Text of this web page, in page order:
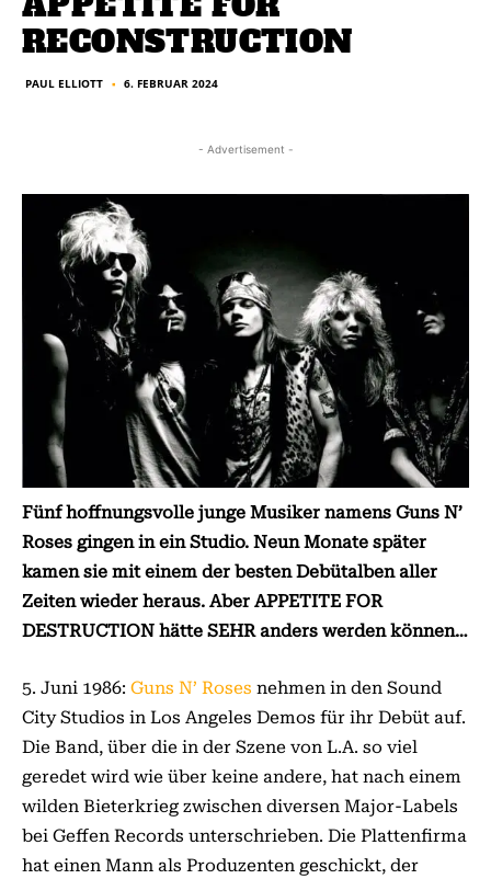
RECONSTRUCTION
PAUL ELLIOTT ■ 6. FEBRUAR 2024
- Advertisement -
Fünf hoffnungsvolle junge Musiker namens Guns N’
Roses gingen in ein Studio. Neun Monate später
kamen sie mit einem der besten Debütalben aller
Zeiten wieder heraus. Aber APPETITE FOR
DESTRUCTION hätte SEHR anders werden können…
5. Juni 1986: Guns N’ Roses nehmen in den Sound
City Studios in Los Angeles Demos für ihr Debüt auf.
Die Band, über die in der Szene von L.A. so viel
geredet wird wie über keine andere, hat nach einem
wilden Bieterkrieg zwischen diversen Major-Labels
bei Geffen Re­­cords unterschrieben. Die Plattenfirma
hat einen Mann als Produzenten geschickt, der